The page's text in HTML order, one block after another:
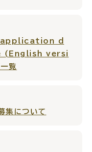
d
versi
覧
集について